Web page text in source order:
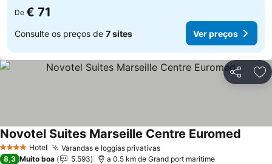
De € 71
Consulte os preços de 7 sites Ver preços
Partilhar
4 EstrelasHotel Varandas e loggias privativasVer preços
Novotel Suites Marseille Centre Euromed
8,3 Muito boa 5.593 a 0.5 km de Grand port maritime